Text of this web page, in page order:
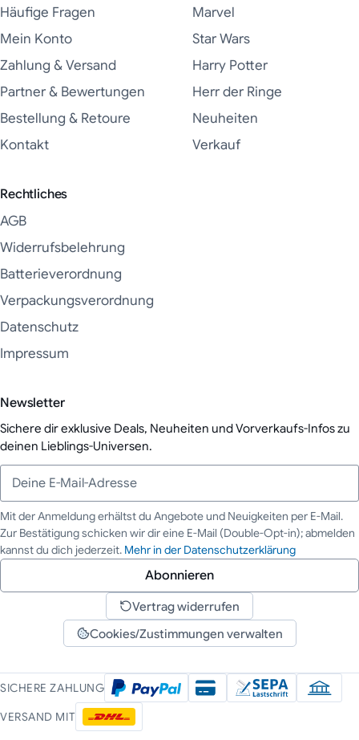
Häufige Fragen
Mein Konto
Zahlung & Versand
Partner & Bewertungen
Bestellung & Retoure
Kontakt
Marvel
Star Wars
Harry Potter
Herr der Ringe
Neuheiten
Verkauf
Rechtliches
AGB
Widerrufsbelehrung
Batterieverordnung
Verpackungsverordnung
Datenschutz
Impressum
Newsletter
Sichere dir exklusive Deals, Neuheiten und Vorverkaufs-Infos zu
deinen Lieblings-Universen.
Deine E-Mail-Adresse
Mit der Anmeldung erhältst du Angebote und Neuigkeiten per E-Mail.
Zur Bestätigung schicken wir dir eine E-Mail (Double-Opt-in); abmelden
kannst du dich jederzeit. Mehr in der Datenschutzerklärung
Abonnieren
Vertrag widerrufen
Cookies/Zustimmungen verwalten
SICHERE ZAHLUNG
VERSAND MIT